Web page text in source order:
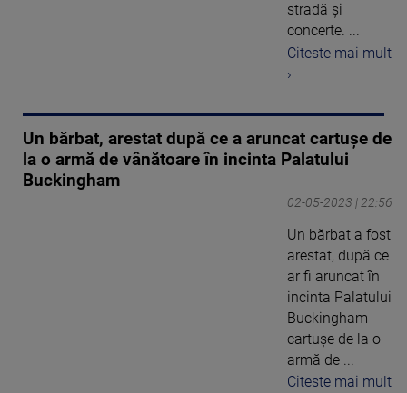
stradă și
concerte. ...
Citeste mai mult
›
Un bărbat, arestat după ce a aruncat cartușe de
la o armă de vânătoare în incinta Palatului
Buckingham
02-05-2023 | 22:56
Un bărbat a fost
arestat, după ce
ar fi aruncat în
incinta Palatului
Buckingham
cartușe de la o
armă de ...
Citeste mai mult